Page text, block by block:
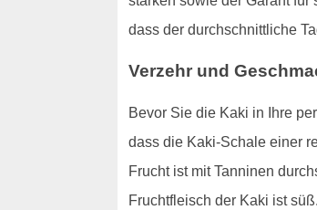
dass der durchschnittliche
Verzehr und
Bevor Sie die Kaki in Ihre
dass die Kaki-Schale einer
Frucht ist mit Tanninen
Fruchtfleisch der Kaki ist